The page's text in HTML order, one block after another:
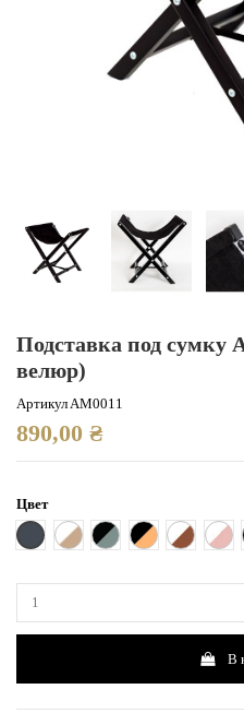
Подставка под сумку
велюр)
АртикулAM0011
890,00 ₴
Цвет
ЧёрныйБелый с коричневым
Черно-серый
Черный сБелый с
В